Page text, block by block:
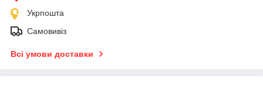
Укрпошта
Самовивіз
Всі умови доставки